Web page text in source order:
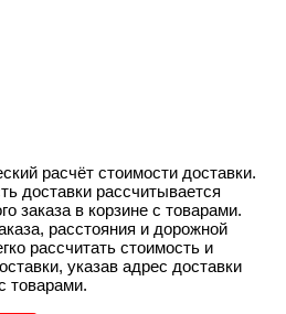
расчёт стоимости доставки.
доставки рассчитывается
заказа в корзине с товарами.
расстояния и дорожной
рассчитать стоимость и
указав адрес доставки
товарами.